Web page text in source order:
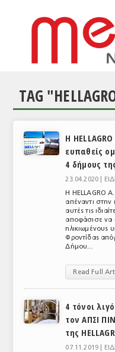
ΕΙΔΗΣΕΙΣ
ΘΕΜΑΤΑ
ΕΥΡΩΠΑΪΚΕΣ ΑΠΟΦΑΣΕΙΣ
ΕΜΠΟΡΙΚΟΣ ΚΑΤΑΛΟΓΟΣ
ΠΑΡΑΓΩΓΗ & ΕΜΠΟΡΙΑ
TAG
Η
ευπαθείς
4 δήμους
23.04.2020 |
Η HELLAGRO
απέναντι στην
αυτές τις
αποφάσισε να
ηλικιωμένους
Φροντίδας
Δήμου...
Read Full
4 τόνοι
τον ΑΠΣΙ
της
07.11.2019 |